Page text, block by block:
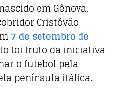
em Gênova,
Cristóvão
7 de setembro de
foi fruto da iniciativa
o futebol pela
península itálica.